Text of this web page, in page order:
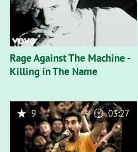
Rage Against The Machine -
Killing in The Name
9 03:27